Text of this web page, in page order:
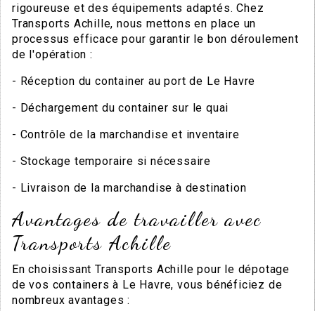
rigoureuse et des équipements adaptés. Chez
Transports Achille, nous mettons en place un
processus efficace pour garantir le bon déroulement
de l'opération :
- Réception du container au port de Le Havre
- Déchargement du container sur le quai
- Contrôle de la marchandise et inventaire
- Stockage temporaire si nécessaire
- Livraison de la marchandise à destination
Avantages de travailler avec
Transports Achille
En choisissant Transports Achille pour le dépotage
de vos containers à Le Havre, vous bénéficiez de
nombreux avantages :